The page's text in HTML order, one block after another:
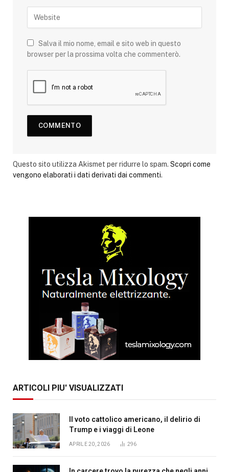
Salva il mio nome, email e sito web in questo
browser per la prossima volta che commenterò.
Questo sito utilizza Akismet per ridurre lo spam. Scopri come
vengono elaborati i dati derivati dai commenti.
ARTICOLI PIU' VISUALIZZATI
Il voto cattolico americano, il delirio di
Trump e i viaggi di Leone
APRILE 20, 2026 296